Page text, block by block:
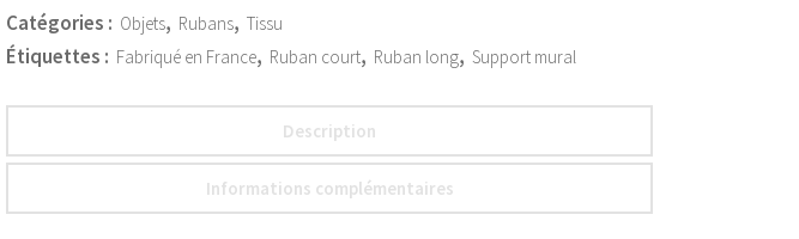
Catégories : Objets, Rubans, Tissu
Étiquettes : Fabriqué en France, Ruban court, Ruban long, Support mural
Description
Informations complémentaires